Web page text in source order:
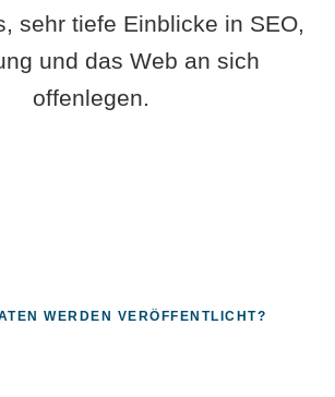
sehr tiefe Einblicke in SEO,
und das Web an sich
offenlegen.
WERDEN VERÖFFENTLICHT?